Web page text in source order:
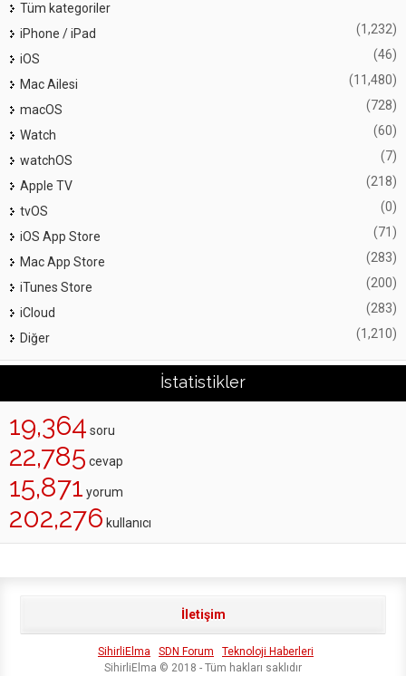
Tüm kategoriler
iPhone / iPad
(1,232)
iOS (46)
Mac Ailesi (11,480)
macOS (728)
Watch (60)
watchOS (7)
Apple TV (218)
tvOS (0)
iOS App Store (71)
Mac App Store (283)
iTunes Store (200)
iCloud (283)
Diğer (1,210)
İstatistikler
19,364 soru
22,785 cevap
15,871 yorum
202,276 kullanıcı
İletişim
SihirliElma SDN Forum
Teknoloji Haberleri
SihirliElma © 2018 - Tüm hakları saklıdır